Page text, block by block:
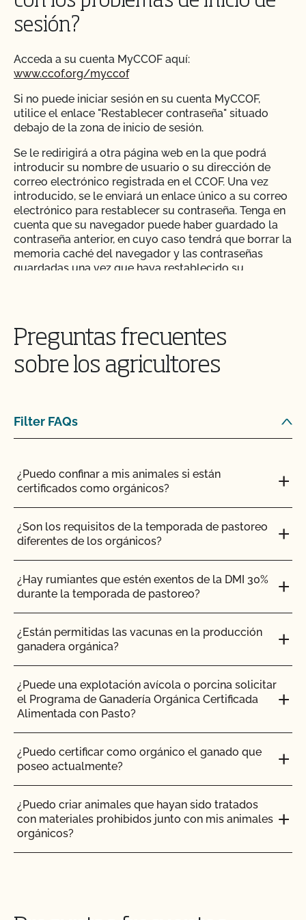
sesión?
Acceda a su cuenta MyCCOF aquí:
www.ccof.org/myccof
Si no puede iniciar sesión en su cuenta MyCCOF,
utilice el enlace "Restablecer contraseña" situado
debajo de la zona de inicio de sesión.
Se le redirigirá a otra página web en la que podrá
introducir su nombre de usuario o su dirección de
correo electrónico registrada en el CCOF. Una vez
introducido, se le enviará un enlace único a su correo
electrónico para restablecer su contraseña. Tenga en
cuenta que su navegador puede haber guardado la
contraseña anterior, en cuyo caso tendrá que borrar la
memoria caché del navegador y las contraseñas
guardadas una vez que haya restablecido su
orientación MyCCOF para saber más.
INGLÉS TODOS MYCCOF
¿Cómo envío una solicitud para actualizar mi perfil
(añadir superficie, añadir producto, actualizaciones
¿Cómo actualizo mis datos o contactos?
¿Cómo actualizo mi Plan de Sistema Orgánico
(PSO)?
¿Cómo puedo ver la información de contacto de
mi operación y ver mis contactos autorizados?
¿Cómo funcionan las inspecciones orgánicas?
¿Cómo se comparan PrimusGFS y GLOBALG.A.P?
¿Cómo se comparan la normativa orgánica NOP
¿Cuánto tarda el CCOF en actualizar mi Plan de
Sistema Orgánico (PSO)?
¿Cuánto tiempo se tarda en obtener la
certificación OCal con el CCOF?
Preguntas frecuentes
sobre los agricultores
Filter FAQs
¿Puedo confinar a mis animales si están
certificados como orgánicos?
¿Son los requisitos de la temporada de pastoreo
diferentes de los orgánicos?
¿Hay rumiantes que estén exentos de la DMI 30%
durante la temporada de pastoreo?
¿Están permitidas las vacunas en la producción
ganadera orgánica?
¿Puede una explotación avícola o porcina solicitar
el Programa de Ganadería Orgánica Certificada
Alimentada con Pasto?
¿Puedo certificar como orgánico el ganado que
poseo actualmente?
¿Puedo criar animales que hayan sido tratados
con materiales prohibidos junto con mis animales
orgánicos?